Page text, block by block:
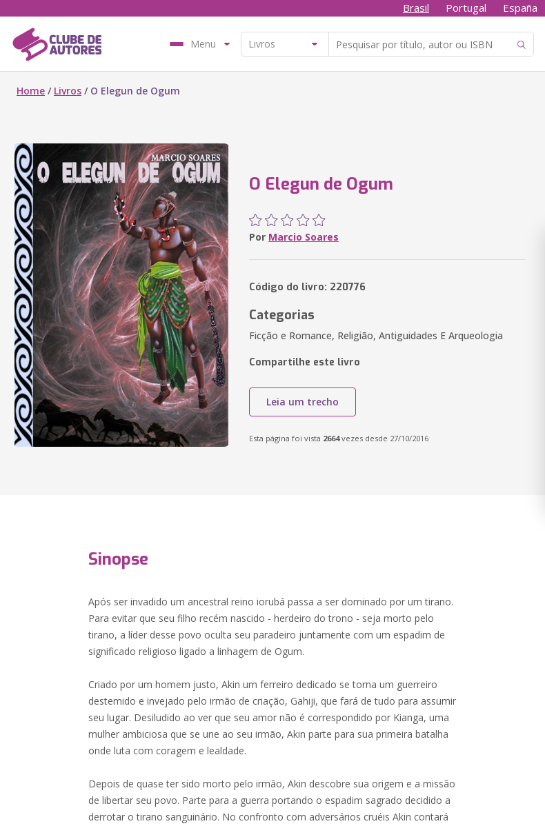
Brasil Portugal España
Menu
Home / Livros / O Elegun de Ogum
O Elegun de Ogum
Por Marcio Soares
Código do livro: 220776
Categorias
Ficção e Romance, Religião, Antiguidades E Arqueologia
Compartilhe este livro
Leia um trecho
Esta página foi vista 2664vezes desde 27/10/2016
Sinopse
Após ser invadido um ancestral reino iorubá passa a ser dominado por um tirano.
Para evitar que seu filho recém nascido - herdeiro do trono - seja morto pelo
tirano, a líder desse povo oculta seu paradeiro juntamente com um espadim de
significado religioso ligado a linhagem de Ogum.
Criado por um homem justo, Akin um ferreiro dedicado se torna um guerreiro
destemido e invejado pelo irmão de criação, Gahiji, que fará de tudo para assumir
seu lugar. Desiludido ao ver que seu amor não é correspondido por Kianga, uma
mulher ambiciosa que se une ao seu irmão, Akin parte para sua primeira batalha
onde luta com coragem e lealdade.
Depois de quase ter sido morto pelo irmão, Akin descobre sua origem e a missão
de libertar seu povo. Parte para a guerra portando o espadim sagrado decidido a
derrotar o tirano sanguinário. No confronto com adversários cruéis Akin contará